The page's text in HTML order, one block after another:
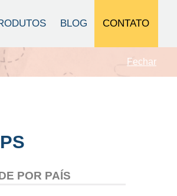
BLOG CONTATO
Fechar
POR PAÍS